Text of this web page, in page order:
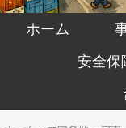
ホーム
安全保